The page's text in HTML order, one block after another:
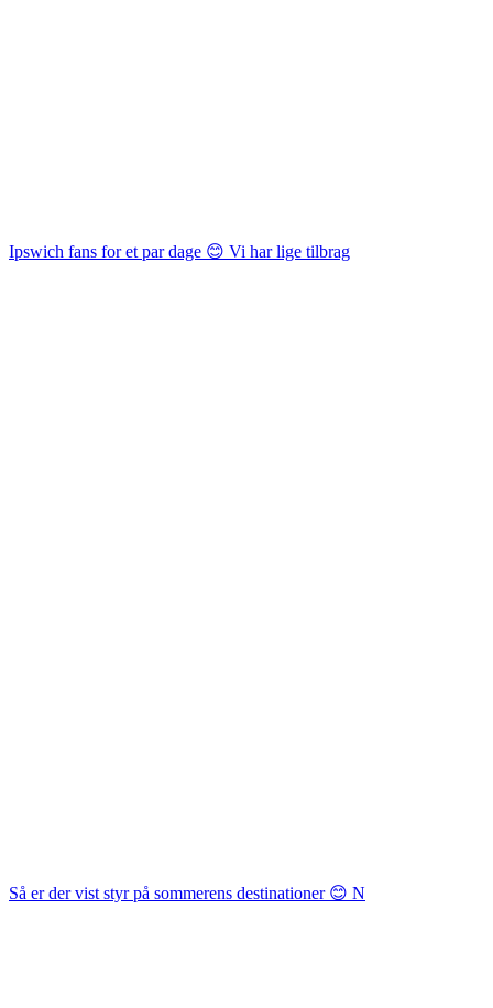
Ipswich fans for et par dage 😊 Vi har lige tilbrag
Så er der vist styr på sommerens destinationer 😊 N